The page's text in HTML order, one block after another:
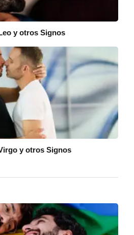
y otros Signos
y otros Signos